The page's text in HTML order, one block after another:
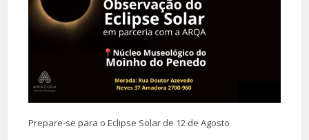
Prepare-se para o Eclipse Solar de 12 de Agosto